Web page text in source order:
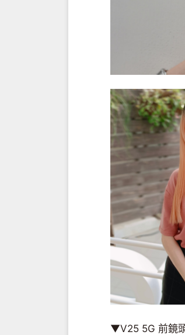
▼V25 5G 前鏡